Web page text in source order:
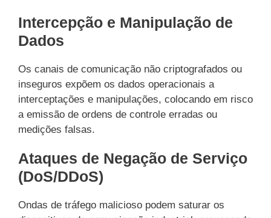
Intercepção e Manipulação de
Dados
Os canais de comunicação não criptografados ou
inseguros expõem os dados operacionais a
interceptações e manipulações, colocando em risco
a emissão de ordens de controle erradas ou
medições falsas.
Ataques de Negação de Serviço
(DoS/DDoS)
Ondas de tráfego malicioso podem saturar os